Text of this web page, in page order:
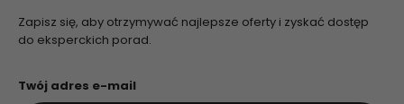
Zapisz się, aby otrzymywać najlepsze oferty i zyskać dostęp
do eksperckich porad.
Twój adres e-mail